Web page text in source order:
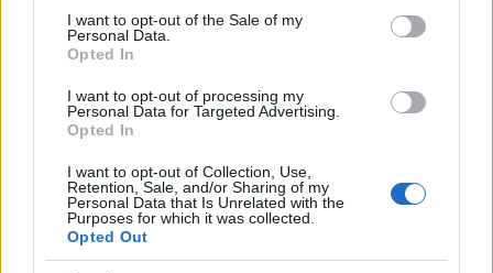
consent section.
I want to opt-out of the Sale of my
Personal Data.
Opted In
I want to opt-out of processing my
Personal Data for Targeted Advertising.
Opted In
I want to opt-out of Collection, Use,
Retention, Sale, and/or Sharing of my
Personal Data that Is Unrelated with the
Purposes for which it was collected.
Opted Out
helpt om de impact van de sneeuwstorm te
verlichten.